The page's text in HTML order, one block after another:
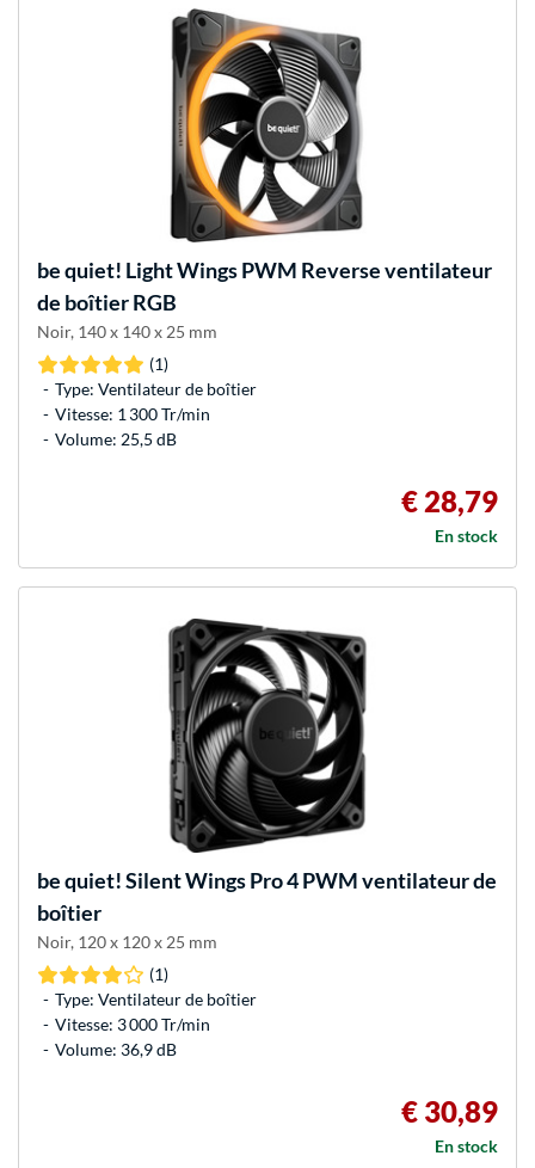
be quiet! Light Wings PWM Reverse ventilateur
de boîtier RGB
Noir, 140 x 140 x 25 mm
(1)
Type: Ventilateur de boîtier
Vitesse: 1 300 Tr/min
Volume: 25,5 dB
€ 28,79
En stock
be quiet!Silent Wings Pro 4 PWM ventilateur de
boîtier
Noir, 120 x 120 x 25 mm
(1)
Type: Ventilateur de boîtier
Vitesse: 3 000 Tr/min
Volume: 36,9 dB
€ 30,89
En stock